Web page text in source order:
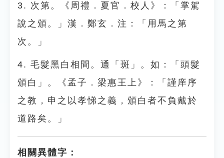
3. 次第。《周禮．夏官．校人》：「掌駕
說之頒。」漢．鄭玄．注：「用馬之第
次。」
4. 毛髮黑白相間。通「斑」。如：「頭髮
頒白」。《孟子．梁惠王上》：「謹庠序
之教，申之以孝悌之義，頒白者不負戴於
道路矣。」
相關異體字：